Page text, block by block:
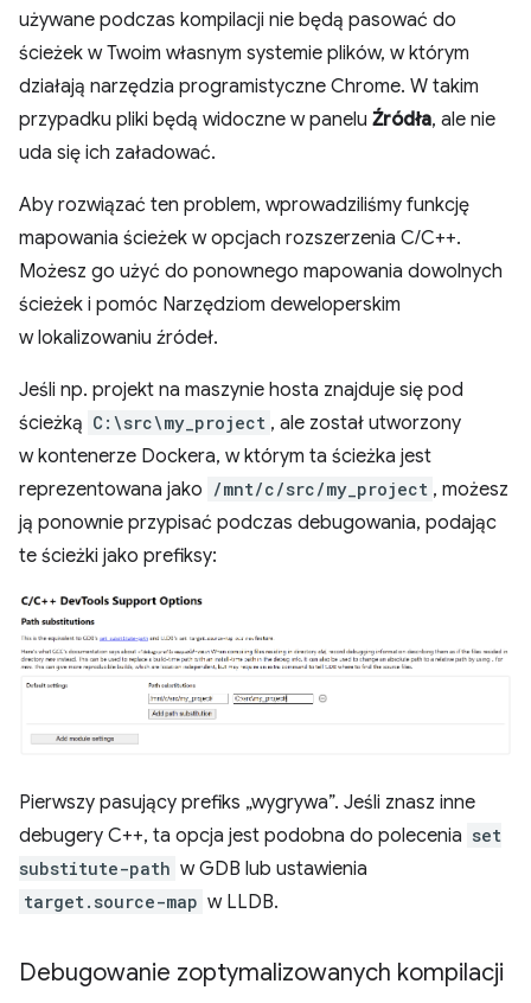
używane podczas kompilacji nie będą pasować do
ścieżek w Twoim własnym systemie plików, w którym
działają narzędzia programistyczne Chrome. W takim
przypadku pliki będą widoczne w panelu Źródła, ale nie
uda się ich załadować.
Aby rozwiązać ten problem, wprowadziliśmy funkcję
mapowania ścieżek w opcjach rozszerzenia C/C++.
Możesz go użyć do ponownego mapowania dowolnych
ścieżek i pomóc Narzędziom deweloperskim
w lokalizowaniu źródeł.
Jeśli np. projekt na maszynie hosta znajduje się pod
ścieżką C:\src\my_project , ale został utworzony
w kontenerze Dockera, w którym ta ścieżka jest
reprezentowana jako /mnt/c/src/my_project , możesz
ją ponownie przypisać podczas debugowania, podając
te ścieżki jako prefiksy:
Pierwszy pasujący prefiks „wygrywa”. Jeśli znasz inne
debugery C++, ta opcja jest podobna do polecenia set
substitute-path w GDB lub ustawienia
target.source-map w LLDB.
Debugowanie zoptymalizowanych kompilacji